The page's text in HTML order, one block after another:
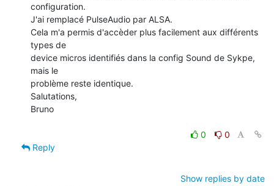
configuration.
J'ai remplacé PulseAudio par ALSA.
Cela m'a permis d'accèder plus facilement aux différents
types de
device micros identifiés dans la config Sound de Sykpe,
mais le
problème reste identique.
Salutations,
Bruno
0
0
Reply
Show replies by date